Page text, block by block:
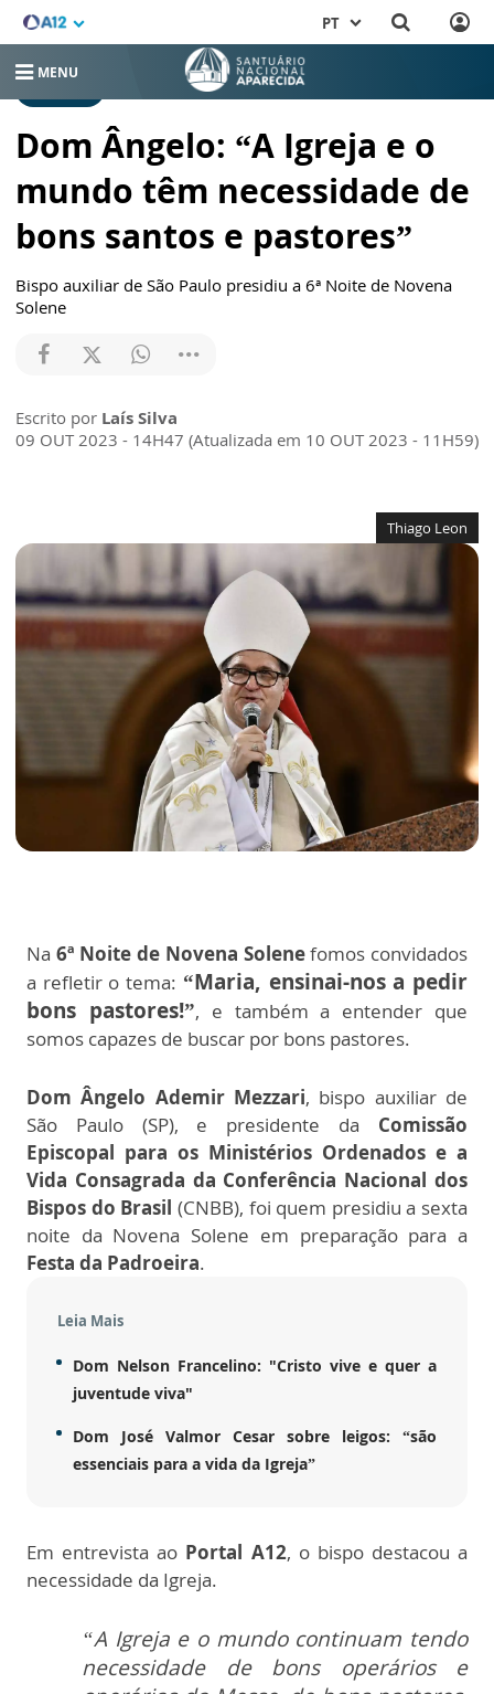
PT
MENU
Dom Ângelo: “A Igreja e o
mundo têm necessidade de
bons santos e pastores”
Bispo auxiliar de São Paulo presidiu a 6ª Noite de Novena
Solene
Escrito por Laís Silva
09 OUT 2023 - 14H47 (Atualizada em 10 OUT 2023 - 11H59)
Thiago Leon
Na 6ª Noite de Novena Solenefomos convidados
a refletir o tema: “Maria, ensinai-nos a pedir
bons pastores!”, e também a entender que
somos capazes de buscar por bons pastores.
Dom Ângelo Ademir Mezzari, bispo auxiliar de
São Paulo (SP), e presidente da Comissão
Episcopal para os Ministérios Ordenados e a
Vida Consagrada da Conferência Nacional dos
Bispos do Brasil (CNBB), foi quem presidiu a sexta
noite da Novena Solene em preparação para a
Festa da Padroeira.
Leia Mais
Dom Nelson Francelino: "Cristo vive e quer a
juventude viva"
Dom José Valmor Cesar sobre leigos: “são
essenciais para a vida da Igreja”
Em entrevista ao Portal A12, o bispo destacou a
necessidade da Igreja.
“A Igreja e o mundo continuam tendo
necessidade de bons operários e